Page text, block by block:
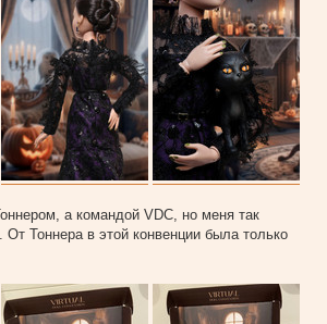
а командой VDC, но меня так
От Тоннера в этой конвенции была только